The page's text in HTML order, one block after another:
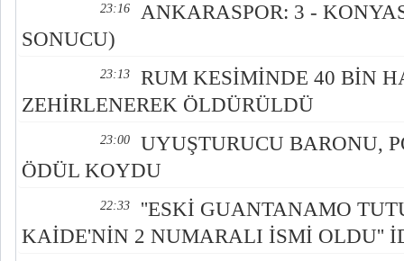
23:16
ANKARASPOR: 3 -
SONUCU)
23:13
RUM KESİMİNDE 40 BİN
ZEHİRLENEREK ÖLDÜRÜLDÜ
23:00
UYUŞTURUCU BARONU,
ÖDÜL KOYDU
22:33
''ESKİ GUANTANAMO
KAİDE'NİN 2 NUMARALI İSMİ OLDU''